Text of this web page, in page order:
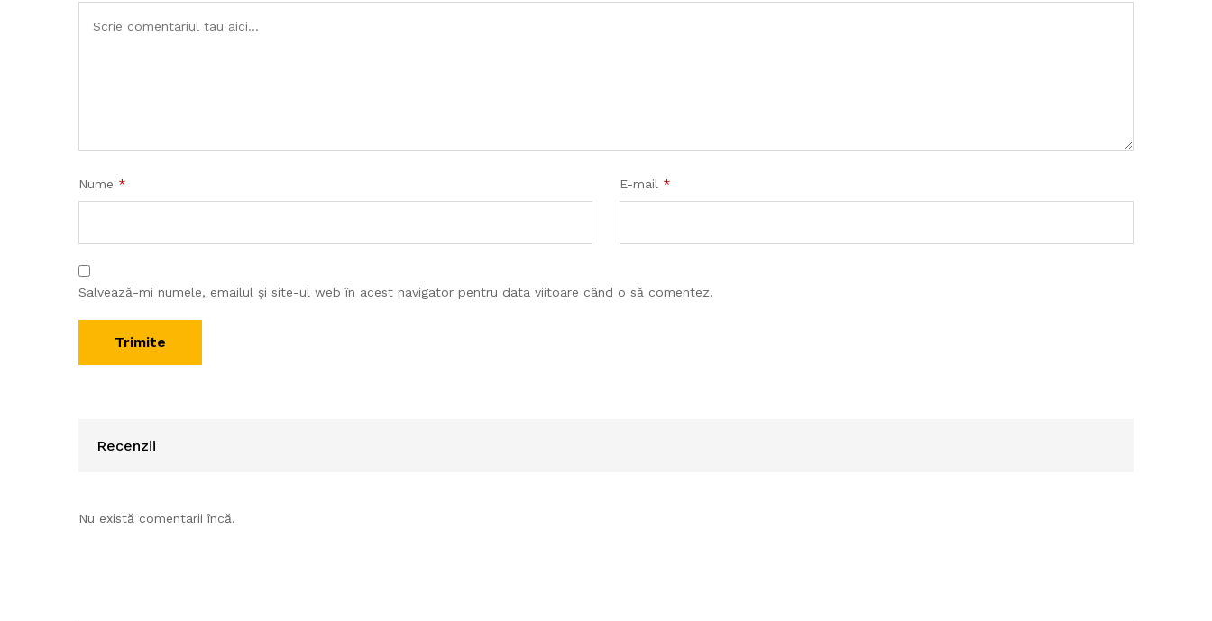
Nume * E-mail *
Salvează-mi numele, emailul și site-ul web în acest navigator pentru data viitoare când o să comentez.
Recenzii
Nu există comentarii încă.